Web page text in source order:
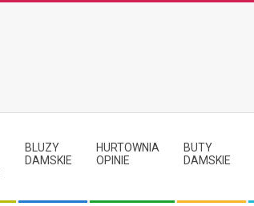
BLUZY
DAMSKIE
HURTOWNIA
OPINIE
BUTY
DAMSKIE